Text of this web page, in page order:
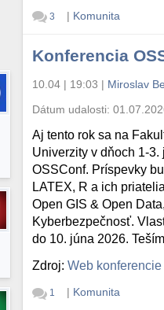
3 | Komunita
Konferencia
10.04 | 19:03 | Miroslav
Dátum udalosti:
Aj tento rok sa na
Univerzity v dňoch 1-
OSSConf. Príspevky
LATEX, R a ich
Open GIS & Open
Kyberbezpečnosť.
do 10. júna 2026.
Zdroj:Web konferencie
1 | Komunita